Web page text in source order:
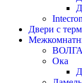
Intecron
Двери с
ВОЛГА
Ока